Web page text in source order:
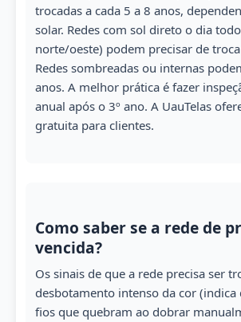
trocadas a cada 5 a 8 anos,
solar. Redes com sol direto o dia
norte/oeste) podem precisar de
Redes sombreadas ou internas
anos. A melhor prática é fazer
anual após o 3º ano. A UauTelas
gratuita para clientes.
Como saber se a rede de
vencida?
Os sinais de que a rede precisa ser
desbotamento intenso da cor (indica
fios que quebram ao dobrar